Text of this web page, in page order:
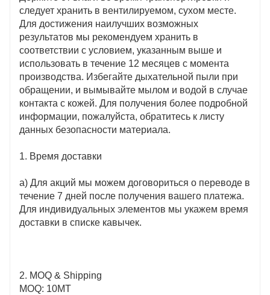
следует хранить в вентилируемом, сухом месте.
Для достижения наилучших возможных
результатов мы рекомендуем хранить в
соответствии с условием, указанным выше и
использовать в течение 12 месяцев с момента
производства. Избегайте дыхательной пыли при
обращении, и вымывайте мылом и водой в случае
контакта с кожей. Для получения более подробной
информации, пожалуйста, обратитесь к листу
данных безопасности материала.
1. Время доставки
а) Для акций мы можем договориться о переводе в
течение 7 дней после получения вашего платежа.
Для индивидуальных элементов мы укажем время
доставки в списке кавычек.
2. MOQ & Shipping
MOQ: 10MT